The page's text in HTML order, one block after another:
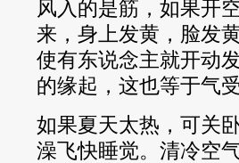
风入的是筋，如果开
来，身上发黄，脸发
使有东说念主就开动
的缘起，这也等于气受
如果夏天太热，可关
澡飞快睡觉。清冷空